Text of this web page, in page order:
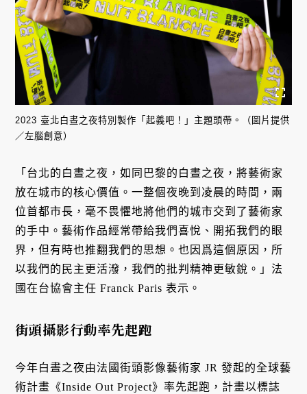
2023 臺北白晝之夜特別製作「起義吧！」主題頭帶。（圖片提供
／左腦創意）
「台北的白晝之夜，如同巴黎的白晝之夜，將藝術家
放在城市的核心價值。一整個夜晚到凌晨的時間，兩
位首都市長，毫不畏懼地將他們的城市交到了藝術家
的手中。藝術作品經常帶給我們喜悅、開拓我們的眼
界，但有時也推翻我們的思想。也因爲這個原因，所
以我們的民主更活潑，我們的批判精神更敏銳。」法
國在台協會主任 Franck Paris 表示。
街頭攝影行動率先起跑
今年白晝之夜由法國街頭影像藝術家 JR 發起的全球藝
術計畫《Inside Out Project》率先起跑，計畫以標誌